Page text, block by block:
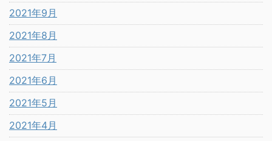
2021年9月
2021年8月
2021年7月
2021年6月
2021年5月
2021年4月